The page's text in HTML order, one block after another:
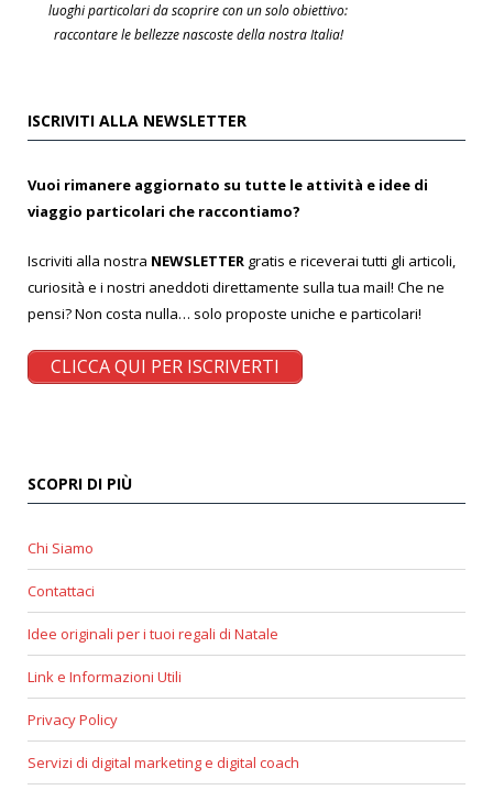
luoghi particolari da scoprire con un solo obiettivo:
raccontare le bellezze nascoste della nostra Italia!
ISCRIVITI ALLA NEWSLETTER
Vuoi rimanere aggiornato su tutte le attività e idee di
viaggio particolari che raccontiamo?
Iscriviti alla nostra NEWSLETTER gratis e riceverai tutti gli articoli,
curiosità e i nostri aneddoti direttamente sulla tua mail! Che ne
pensi? Non costa nulla… solo proposte uniche e particolari!
CLICCA QUI PER ISCRIVERTI
SCOPRI DI PIÙ
Chi Siamo
Contattaci
Idee originali per i tuoi regali di Natale
Link e Informazioni Utili
Privacy Policy
Servizi di digital marketing e digital coach